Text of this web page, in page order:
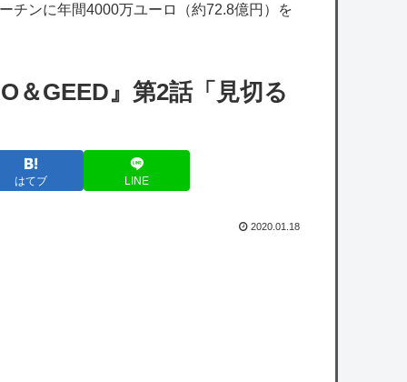
ハツ駆逐並べて 高速＋とかしてるとアホほ
がアイドルになれるんだろう
【シャニマス】円香とPが過ごしたあの夏シ
チンに年間4000万ユーロ（約72.8億円）を
＆GEED』第2話「見切る
はてブ LINE
2020.01.18